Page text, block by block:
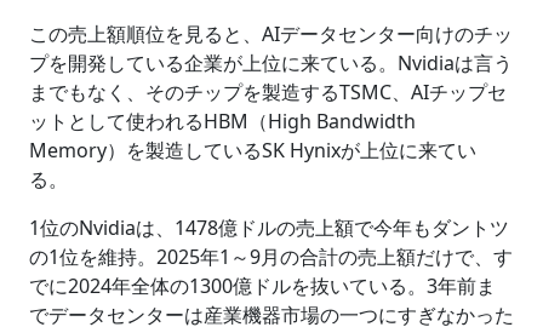
この売上額順位を見ると、AIデータセンター向けのチッ
プを開発している企業が上位に来ている。Nvidiaは言う
までもなく、そのチップを製造するTSMC、AIチップセ
ットとして使われるHBM（High Bandwidth
Memory）を製造しているSK Hynixが上位に来てい
る。
1位のNvidiaは、1478億ドルの売上額で今年もダントツ
の1位を維持。2025年1～9月の合計の売上額だけで、す
でに2024年全体の1300億ドルを抜いている。3年前ま
でデータセンターは産業機器市場の一つにすぎなかった